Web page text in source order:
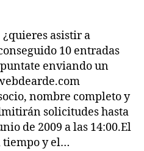
¿quieres asistir a
10 entradas
enviando un
nombre completo y
solicitudes hasta
de 2009 a las 14:00.El
tiempo y el…